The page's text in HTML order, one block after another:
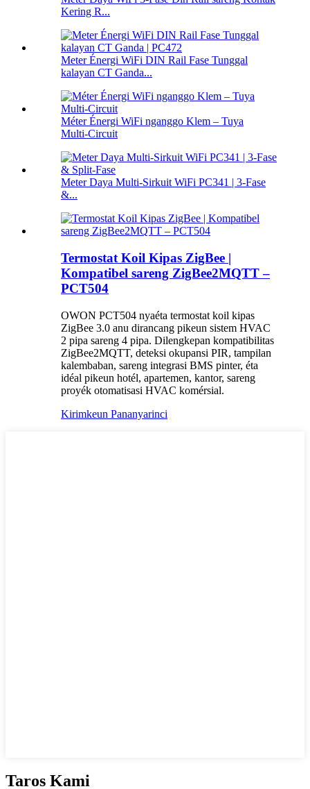
Kering R...
Meter Énergi WiFi DIN Rail Fase Tunggal
kalayan CT Ganda...
Méter Énergi WiFi nganggo Klem – Tuya
Multi‑Circuit
Meter Daya Multi-Sirkuit WiFi PC341 | 3-Fase
&...
Termostat Koil Kipas ZigBee |
Kompatibel sareng ZigBee2MQTT –
PCT504
OWON PCT504 nyaéta termostat koil kipas
ZigBee 3.0 anu dirancang pikeun sistem HVAC
2 pipa sareng 4 pipa. Dilengkepan kompatibilitas
ZigBee2MQTT, deteksi okupansi PIR, tampilan
kalembaban, sareng integrasi BMS pinter, éta
idéal pikeun hotél, apartemen, kantor, sareng
proyék otomatisasi HVAC komérsial.
Kirimkeun Pananyarinci
Taros Kami